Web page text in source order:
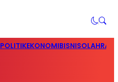
POLITIKEKONOMIBISNIS